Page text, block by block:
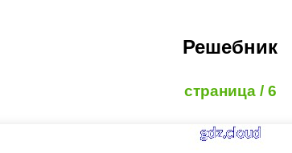
Решебник
страница / 6